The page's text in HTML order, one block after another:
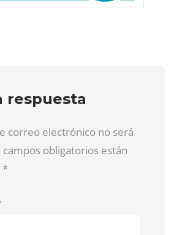
respuesta
correo electrónico no será
campos obligatorios están
*